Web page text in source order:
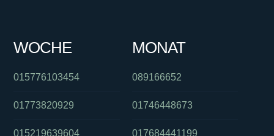
WOCHE
015776103454
01773820929
015219639604
MONAT
089166652
01746448673
017684441199